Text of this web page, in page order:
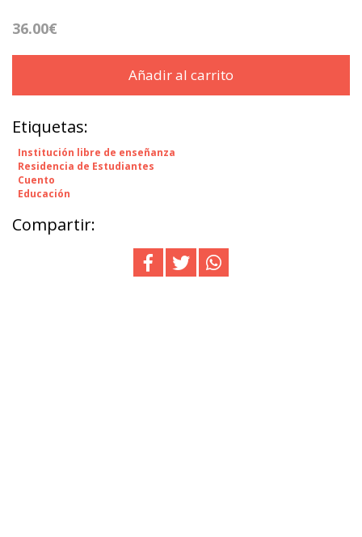
36.00€
Añadir al carrito
Etiquetas:
Institución libre de enseñanza
Residencia de Estudiantes
Cuento
Educación
Compartir: